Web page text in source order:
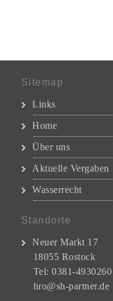
Sitemap
Links
Home
Über uns
Aktuelle Vergaben
Wasserrecht
Standorte
Neuer Markt 17
18055 Rostock
Tel: 0381-4930260
hro@sh-partner.de